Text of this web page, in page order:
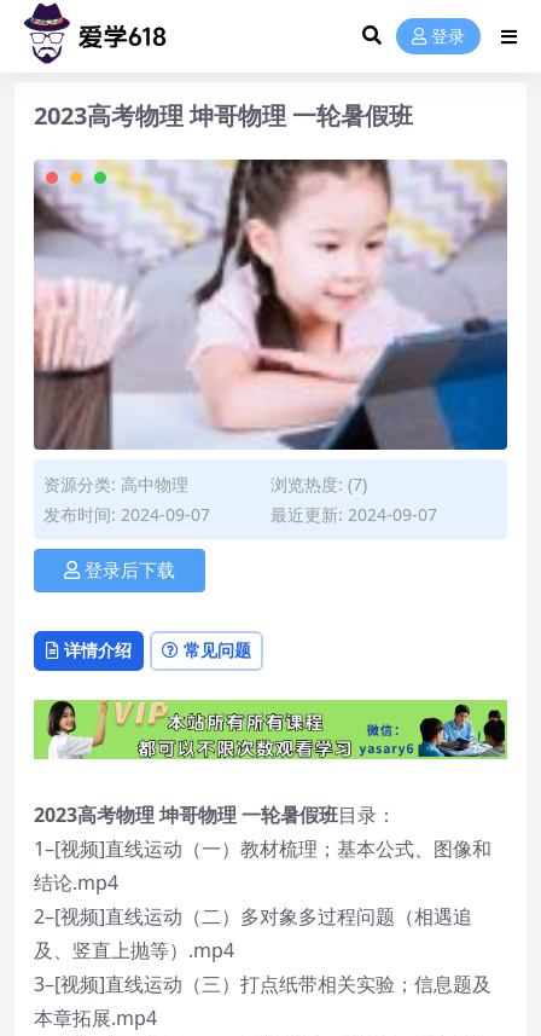
登录
2023高考物理 坤哥物理 一轮暑假班
资源分类: 高中物理
浏览热度: (7)
发布时间: 2024-09-07
最近更新: 2024-09-07
登录后下载
详情介绍 常见问题
2023高考物理 坤哥物理 一轮暑假班目录：
1–[视频]直线运动（一）教材梳理；基本公式、图像和
结论.mp4
2–[视频]直线运动（二）多对象多过程问题（相遇追
及、竖直上抛等）.mp4
3–[视频]直线运动（三）打点纸带相关实验；信息题及
本章拓展.mp4